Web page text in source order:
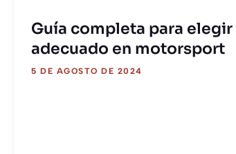
Guía completa para
adecuado en motorsport
5 DE AGOSTO DE 2024